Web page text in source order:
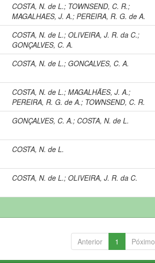
COSTA, N. de L.; TOWNSEND, C. R.;
MAGALHAES, J. A.;PEREIRA, R. G. de A.
COSTA, N. de L.;OLIVEIRA, J. R. da C.;
GONÇALVES, C. A.
COSTA, N. de L.;GONCALVES, C. A.
COSTA, N. de L.;MAGALHÃES, J. A.;
PEREIRA, R. G. de A.; TOWNSEND, C. R.
GONÇALVES, C. A.; COSTA, N. de L.
COSTA, N. de L.
COSTA, N. de L.;OLIVEIRA, J. R. da C.
Anterior 1 Póximo